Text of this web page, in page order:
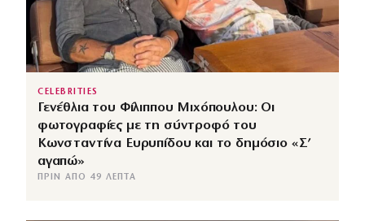
CELEBRITIES
Γενέθλια του Φίλιππου Μιχόπουλου: Οι
φωτογραφίες με τη σύντροφό του
Κωνσταντίνα Ευρυπίδου και το δημόσιο «Σ’
αγαπώ»
ΠΡΙΝ ΑΠΌ 49 ΛΕΠΤΆ